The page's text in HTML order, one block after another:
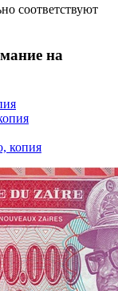
соответствуют
на
копия